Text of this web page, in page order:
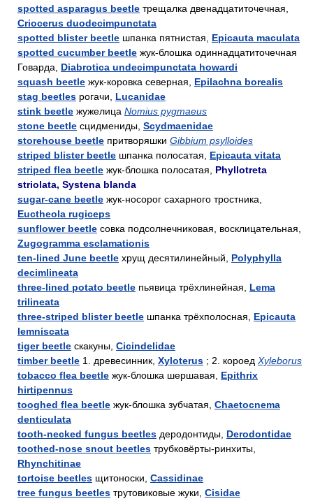
spotted asparagus beetle трещалка двенадцатиточечная,
Criocerus duodecimpunctata
spotted blister beetle шпанка пятнистая, Epicauta maculata
spotted cucumber beetle жук-блошка одиннадцатиточечная
Говарда, Diabrotica undecimpunctata howardi
squash beetle жук-коровка северная, Epilachna borealis
stag beetles рогачи, Lucanidae
stink beetle жужелица Nomius pygmaeus
stone beetle сцидмениды, Scydmaenidae
storehouse beetle притворяшки Gibbium psylloides
striped blister beetle шпанка полосатая, Epicauta vitata
striped flea beetle жук-блошка полосатая, Phyllotreta
striolata, Systena blanda
sugar-cane beetle жук-носорог сахарного тростника,
Euctheola rugiceps
sunflower beetle совка подсолнечниковая, восклицательная,
Zugogramma esclamationis
ten-lined June beetle хрущ десятилинейный, Polyphylla
decimlineata
three-lined potato beetle пьявица трёхлинейная, Lema
trilineata
three-striped blister beetle шпанка трёхполосная, Epicauta
lemniscata
tiger beetle скакуны, Cicindelidae
timber beetle 1. древесинник, Xyloterus ; 2. короед Xyleborus
tobacco flea beetle жук-блошка шершавая, Epithrix
hirtipennus
tooghed flea beetle жук-блошка зубчатая, Chaetocnema
denticulata
tooth-necked fungus beetles деродонтиды, Derodontidae
toothed-nose snout beetles трубковёрты-ринхиты,
Rhynchitinae
tortoise beetles щитоноски, Cassidinae
tree fungus beetles трутовиковые жуки, Cisidae